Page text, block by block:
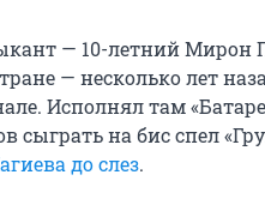
— 10-летний Мирон
— несколько лет
Исполнял там
сыграть на бис спел
до слез.